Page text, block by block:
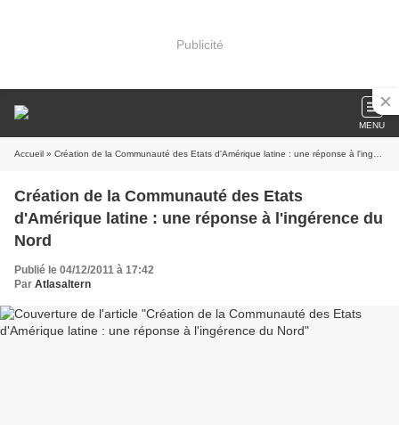
Publicité
MENU
Accueil » Création de la Communauté des Etats d'Amérique latine : une réponse à l'ingérence du Nord
Création de la Communauté des Etats
d'Amérique latine : une réponse à l'ingérence du
Nord
Publié le 04/12/2011 à 17:42
Par Atlasaltern